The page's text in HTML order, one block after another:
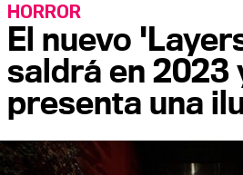
El nuevo
saldrá en 2023
presenta una
HORROR